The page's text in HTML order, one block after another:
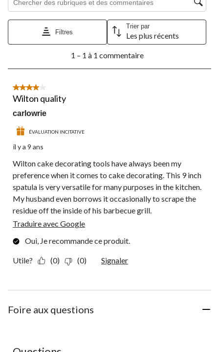
action
ouvrira
le
formulaire
action
ouvrira
le
formulaire
action
ouvrira
le
formulaire
action
ouvrira
le
formulaire
de
ouvrira
le
formulaire
de
Filtres
Trier par
Les plus récents
1
commentaire.
1 – 1 à 1 commentaire
4 étoile(s) sur 5.
Wilton quality
carlowrie
ÉVALUATION INCITATIVE
il y a 9 ans
Wilton cake decorating tools have always been my
preference when it comes to cake decorating. This 9 inch
spatula is very versatile for many purposes in the kitchen.
My husband even borrows it occasionally to scrape the
residue off the inside of his barbecue grill.
Traduire avec Google
Oui, Je recommande ce produit.
Utile? (0) (0) Signaler
Foire aux questions
Aucune question n'a été posée sur ce produit.